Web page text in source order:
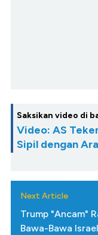
Saksikan video di
Video: AS
Sipil dengan
Next Article
Trump "Ancam"
Bawa-Bawa Israel